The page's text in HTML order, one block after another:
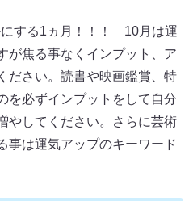
する1ヵ月！！！ 10月は運
が焦る事なくインプット、ア
ださい。読書や映画鑑賞、特
を必ずインプットをして自分
やしてください。さらに芸術
事は運気アップのキーワード